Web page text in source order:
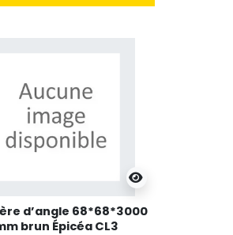
d’angle 68*68*3000
brun Épicéa CL3